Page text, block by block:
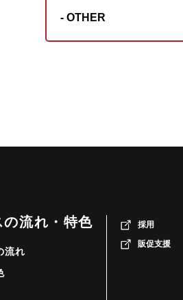
- OTHER
の流れ・特色
流れ
採用
販促支援